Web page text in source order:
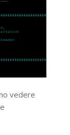
vedere